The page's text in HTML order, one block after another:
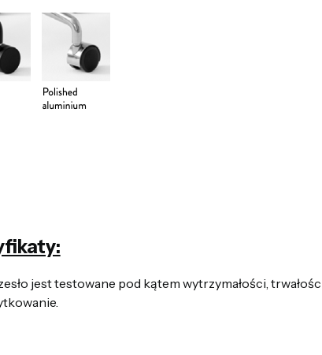
jest testowane pod kątem wytrzymałości,